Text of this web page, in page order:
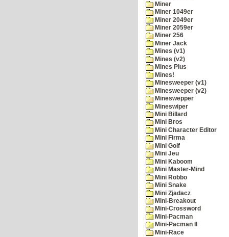
Miner
Miner 1049er
Miner 2049er
Miner 2059er
Miner 256
Miner Jack
Mines (v1)
Mines (v2)
Mines Plus
Mines!
Minesweeper (v1)
Minesweeper (v2)
Mineswepper
Mineswiper
Mini Billard
Mini Bros
Mini Character Editor
Mini Firma
Mini Golf
Mini Jeu
Mini Kaboom
Mini Master-Mind
Mini Robbo
Mini Snake
Mini Zjadacz
Mini-Breakout
Mini-Crossword
Mini-Pacman
Mini-Pacman II
Mini-Race